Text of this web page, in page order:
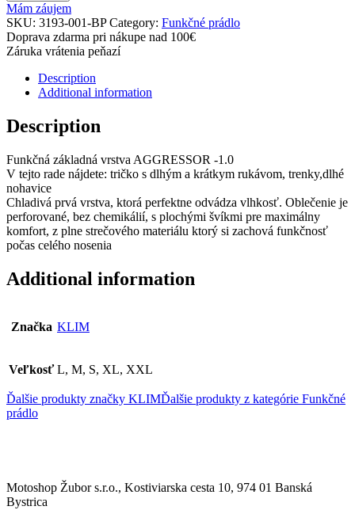
Mám záujem
SKU: 3193-001-BP Category: Funkčné prádlo
Doprava zdarma pri nákupe nad 100€
Záruka vrátenia peňazí
Description
Additional information
Description
Funkčná základná vrstva AGGRESSOR -1.0
V tejto rade nájdete: tričko s dlhým a krátkym rukávom, trenky,dlhé
nohavice
Chladivá prvá vrstva, ktorá perfektne odvádza vlhkosť. Oblečenie je
perforované, bez chemikálií, s plochými švíkmi pre maximálny
komfort, z plne strečového materiálu ktorý si zachová funkčnosť
počas celého nosenia
Additional information
Značka KLIM
Veľkosť L, M, S, XL, XXL
Ďalšie produkty značky KLIMĎalšie produkty z kategórie Funkčné
prádlo
Motoshop Žubor s.r.o., Kostiviarska cesta 10, 974 01 Banská
Bystrica